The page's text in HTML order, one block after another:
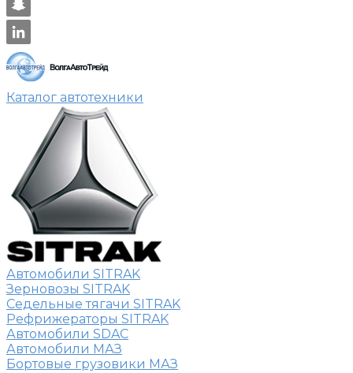
Каталог автотехники
Автомобили SITRAK
Зерновозы SITRAK
Седельные тягачи SITRAK
Рефрижераторы SITRAK
Автомобили SDAC
Автомобили МАЗ
Бортовые грузовики МАЗ